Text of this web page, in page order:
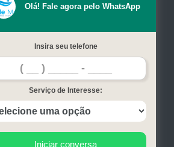
Missão
Contato
Olá! Fale agora pelo WhatsApp
Insira seu telefone
Serviço de Interesse:
Iniciar conversa